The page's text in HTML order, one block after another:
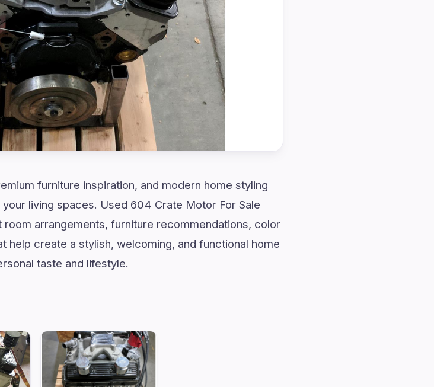
furniture inspiration, and modern home styling
living spaces. Used 604 Crate Motor For Sale
arrangements, furniture recommendations, color
help create a stylish, welcoming, and functional home
taste and lifestyle.